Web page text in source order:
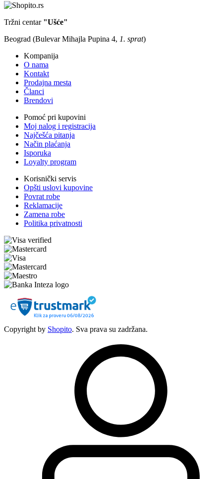
Tržni centar "Ušće"
Beograd (Bulevar Mihajla Pupina 4, 1. sprat)
Kompanija
O nama
Kontakt
Prodajna mesta
Članci
Brendovi
Pomoć pri kupovini
Moj nalog i registracija
Najčešća pitanja
Način plaćanja
Isporuka
Loyalty program
Korisnički servis
Opšti uslovi kupovine
Povrat robe
Reklamacije
Zamena robe
Politika privatnosti
Copyright by Shopito. Sva prava su zadržana.